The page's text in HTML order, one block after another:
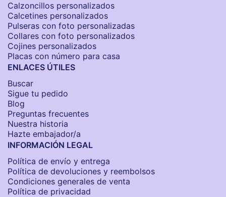
Calzoncillos personalizados​
Calcetines personalizados
Pulseras con foto personalizadas
Collares con foto personalizados
Cojines personalizados
Placas con número para casa
ENLACES ÚTILES
Buscar
Sigue tu pedido
Blog
Preguntas frecuentes
Nuestra historia
Hazte embajador/a
INFORMACIÓN LEGAL
Política de envío y entrega
Política de devoluciones y reembolsos
Condiciones generales de venta
Política de privacidad